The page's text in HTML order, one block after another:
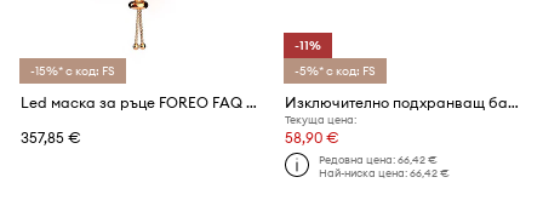
-15%* с код: FS
Led маска за ръце FOREO FAQ 221
357,85 €
-11%
-5%* с код: FS
Изключително подхранващ балсам за премахване на грим FOREO LUNA Ultra-Nourishing Cleansing Balm,15 ml
Текуща цена:
58,90 €
Редовна цена:66,42 €
Най-ниска цена:66,42 €